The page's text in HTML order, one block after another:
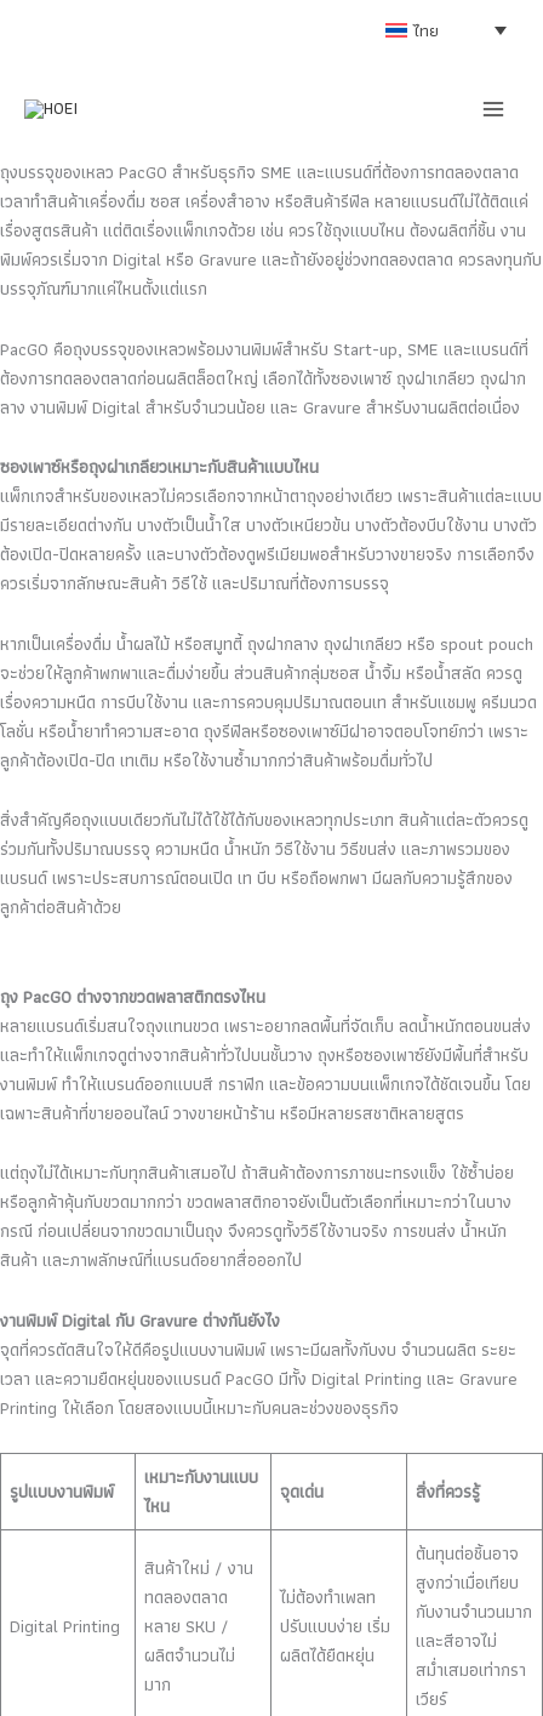
ไทย
ถุงบรรจุของเหลว PacGO สำหรับธุรกิจ SME และแบรนด์ที่ต้องการทดลองตลาด
เวลาทำสินค้าเครื่องดื่ม ซอส เครื่องสำอาง หรือสินค้ารีฟิล หลายแบรนด์ไม่ได้ติดแค่
เรื่องสูตรสินค้า แต่ติดเรื่องแพ็กเกจด้วย เช่น ควรใช้ถุงแบบไหน ต้องผลิตกี่ชิ้น งาน
พิมพ์ควรเริ่มจาก Digital หรือ Gravure และถ้ายังอยู่ช่วงทดลองตลาด ควรลงทุนกับ
บรรจุภัณฑ์มากแค่ไหนตั้งแต่แรก
PacGO คือถุงบรรจุของเหลวพร้อมงานพิมพ์สำหรับ Start-up, SME และแบรนด์ที่
ต้องการทดลองตลาดก่อนผลิตล็อตใหญ่ เลือกได้ทั้งซองเพาซ์ ถุงฝาเกลียว ถุงฝาก
ลาง งานพิมพ์ Digital สำหรับจำนวนน้อย และ Gravure สำหรับงานผลิตต่อเนื่อง
ซองเพาซ์หรือถุงฝาเกลียวเหมาะกับสินค้าแบบไหน
แพ็กเกจสำหรับของเหลวไม่ควรเลือกจากหน้าตาถุงอย่างเดียว เพราะสินค้าแต่ละแบบ
มีรายละเอียดต่างกัน บางตัวเป็นน้ำใส บางตัวเหนียวข้น บางตัวต้องบีบใช้งาน บางตัว
ต้องเปิด-ปิดหลายครั้ง และบางตัวต้องดูพรีเมียมพอสำหรับวางขายจริง การเลือกจึง
ควรเริ่มจากลักษณะสินค้า วิธีใช้ และปริมาณที่ต้องการบรรจุ
หากเป็นเครื่องดื่ม น้ำผลไม้ หรือสมูทตี้ ถุงฝากลาง ถุงฝาเกลียว หรือ spout pouch
จะช่วยให้ลูกค้าพกพาและดื่มง่ายขึ้น ส่วนสินค้ากลุ่มซอส น้ำจิ้ม หรือน้ำสลัด ควรดู
เรื่องความหนืด การบีบใช้งาน และการควบคุมปริมาณตอนเท สำหรับแชมพู ครีมนวด
โลชั่น หรือน้ำยาทำความสะอาด ถุงรีฟิลหรือซองเพาซ์มีฝาอาจตอบโจทย์กว่า เพราะ
ลูกค้าต้องเปิด-ปิด เทเติม หรือใช้งานซ้ำมากกว่าสินค้าพร้อมดื่มทั่วไป
สิ่งสำคัญคือถุงแบบเดียวกันไม่ได้ใช้ได้กับของเหลวทุกประเภท สินค้าแต่ละตัวควรดู
ร่วมกันทั้งปริมาณบรรจุ ความหนืด น้ำหนัก วิธีใช้งาน วิธีขนส่ง และภาพรวมของ
แบรนด์ เพราะประสบการณ์ตอนเปิด เท บีบ หรือถือพกพา มีผลกับความรู้สึกของ
ลูกค้าต่อสินค้าด้วย
ถุง PacGO ต่างจากขวดพลาสติกตรงไหน
หลายแบรนด์เริ่มสนใจถุงแทนขวด เพราะอยากลดพื้นที่จัดเก็บ ลดน้ำหนักตอนขนส่ง
และทำให้แพ็กเกจดูต่างจากสินค้าทั่วไปบนชั้นวาง ถุงหรือซองเพาซ์ยังมีพื้นที่สำหรับ
งานพิมพ์ ทำให้แบรนด์ออกแบบสี กราฟิก และข้อความบนแพ็กเกจได้ชัดเจนขึ้น โดย
เฉพาะสินค้าที่ขายออนไลน์ วางขายหน้าร้าน หรือมีหลายรสชาติหลายสูตร
แต่ถุงไม่ได้เหมาะกับทุกสินค้าเสมอไป ถ้าสินค้าต้องการภาชนะทรงแข็ง ใช้ซ้ำบ่อย
หรือลูกค้าคุ้นกับขวดมากกว่า ขวดพลาสติกอาจยังเป็นตัวเลือกที่เหมาะกว่าในบาง
กรณี ก่อนเปลี่ยนจากขวดมาเป็นถุง จึงควรดูทั้งวิธีใช้งานจริง การขนส่ง น้ำหนัก
สินค้า และภาพลักษณ์ที่แบรนด์อยากสื่อออกไป
งานพิมพ์ Digital กับ Gravure ต่างกันยังไง
จุดที่ควรตัดสินใจให้ดีคือรูปแบบงานพิมพ์ เพราะมีผลทั้งกับงบ จำนวนผลิต ระยะ
เวลา และความยืดหยุ่นของแบรนด์ PacGO มีทั้ง Digital Printing และ Gravure
Printing ให้เลือก โดยสองแบบนี้เหมาะกับคนละช่วงของธุรกิจ
รูปแบบงานพิมพ์
เหมาะกับงานแบบ
ไหน
จุดเด่น สิ่งที่ควรรู้
Digital Printing
สินค้าใหม่ / งาน
ทดลองตลาด
หลาย SKU /
ผลิตจำนวนไม่
มาก
ไม่ต้องทำเพลท
ปรับแบบง่าย เริ่ม
ผลิตได้ยืดหยุ่น
ต้นทุนต่อชิ้นอาจ
สูงกว่าเมื่อเทียบ
กับงานจำนวนมาก
และสีอาจไม่
สม่ำเสมอเท่ากรา
เวียร์